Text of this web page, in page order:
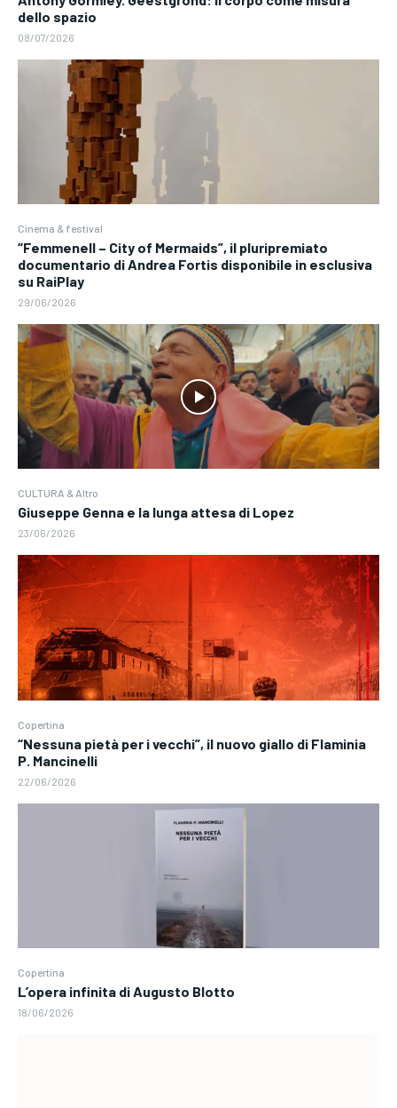
dello spazio
08/07/2026
Cinema & festival
“Femmenell – City of Mermaids”, il pluripremiato
documentario di Andrea Fortis disponibile in esclusiva
su RaiPlay
29/06/2026
CULTURA & Altro
Giuseppe Genna e la lunga attesa di Lopez
23/06/2026
Copertina
“Nessuna pietà per i vecchi”, il nuovo giallo di Flaminia
P. Mancinelli
22/06/2026
Copertina
L’opera infinita di Augusto Blotto
18/06/2026